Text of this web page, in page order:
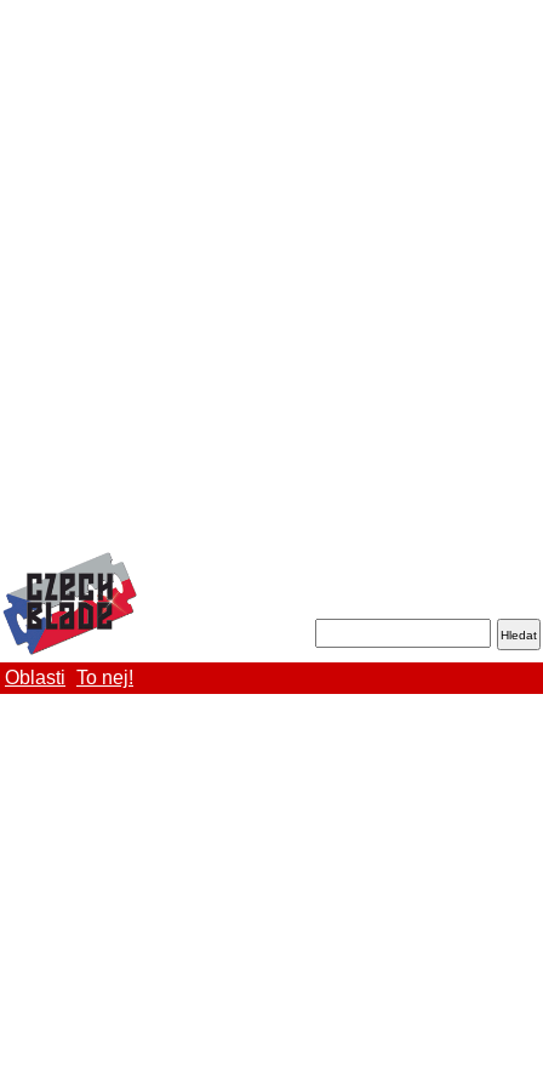
Oblasti To nej!